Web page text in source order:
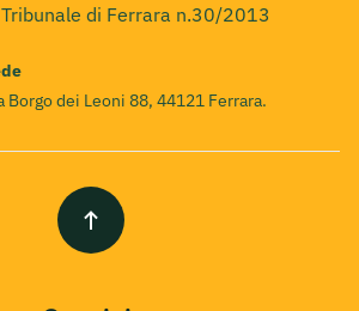
di Ferrara n.30/2013
Borgo dei Leoni 88, 44121 Ferrara.